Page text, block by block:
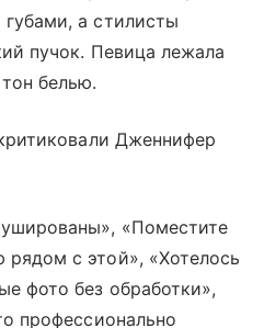
а стилисты
пучок. Певица лежала
белью.
Дженнифер
«Поместите
с этой», «Хотелось
фото без обработки»,
профессионально